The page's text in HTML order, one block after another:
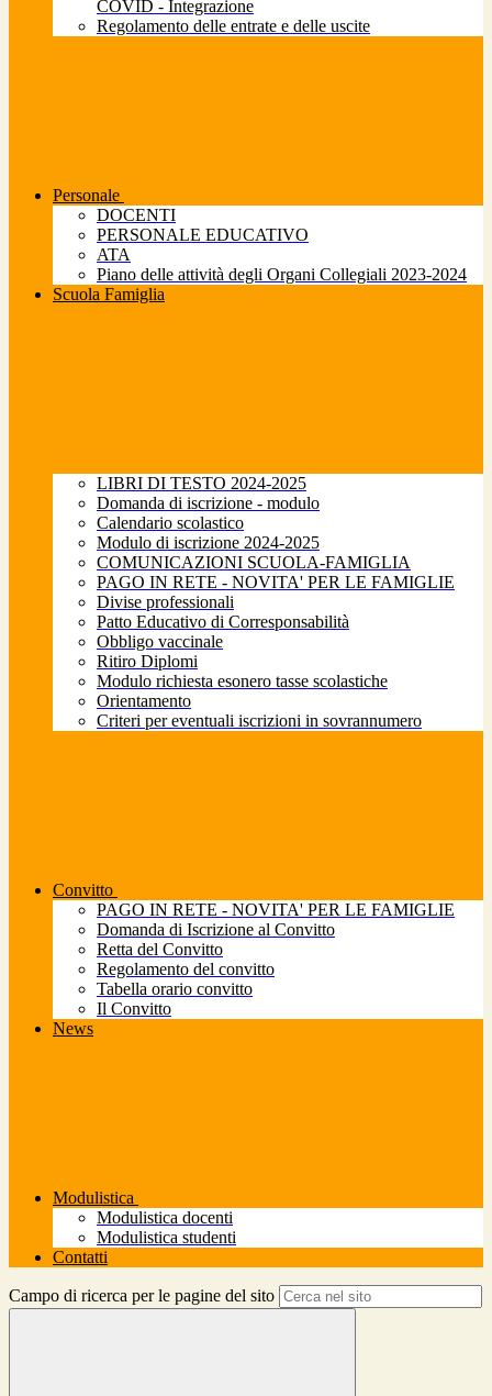
COVID - Integrazione
Regolamento delle entrate e delle uscite
Personale
DOCENTI
PERSONALE EDUCATIVO
ATA
Piano delle attività degli Organi Collegiali 2023-2024
Scuola Famiglia
LIBRI DI TESTO 2024-2025
Domanda di iscrizione - modulo
Calendario scolastico
Modulo di iscrizione 2024-2025
COMUNICAZIONI SCUOLA-FAMIGLIA
PAGO IN RETE - NOVITA' PER LE FAMIGLIE
Divise professionali
Patto Educativo di Corresponsabilità
Obbligo vaccinale
Ritiro Diplomi
Modulo richiesta esonero tasse scolastiche
Orientamento
Criteri per eventuali iscrizioni in sovrannumero
Convitto
PAGO IN RETE - NOVITA' PER LE FAMIGLIE
Domanda di Iscrizione al Convitto
Retta del Convitto
Regolamento del convitto
Tabella orario convitto
Il Convitto
News
Modulistica
Modulistica docenti
Modulistica studenti
Contatti
Campo di ricerca per le pagine del sito